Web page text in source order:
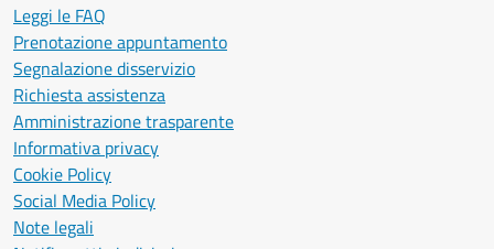
Leggi le FAQ
Prenotazione appuntamento
Segnalazione disservizio
Richiesta assistenza
Amministrazione trasparente
Informativa privacy
Cookie Policy
Social Media Policy
Note legali